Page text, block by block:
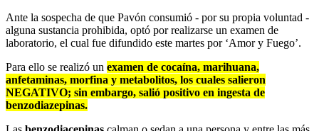
Ante la sospecha de que Pavón consumió - por su propia voluntad -
alguna sustancia prohibida, optó por realizarse un examen de
laboratorio, el cual fue difundido este martes por ‘Amor y Fuego’.
Para ello se realizó un examen de cocaína, marihuana,
anfetaminas, morfina y metabolitos, los cuales salieron
NEGATIVO; sin embargo, salió positivo en ingesta de
benzodiazepinas.